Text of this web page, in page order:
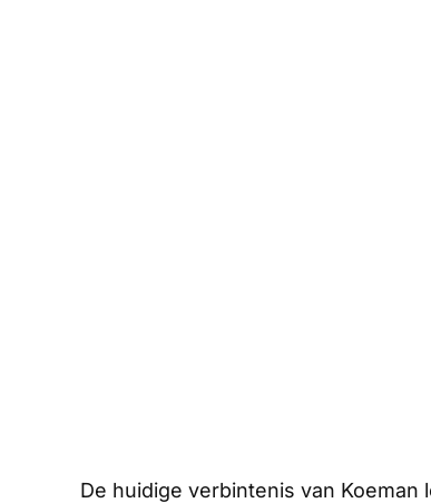
De huidige verbintenis van Koeman